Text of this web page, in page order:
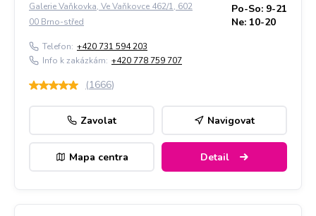
Galerie Vaňkovka, Ve Vaňkovce 462/1, 602
00 Brno-střed
Po-So: 9-21
Ne: 10-20
Telefon: +420 731 594 203
Info k zakázkám: +420 778 759 707
(1666)
Zavolat Navigovat
Mapa centra Detail